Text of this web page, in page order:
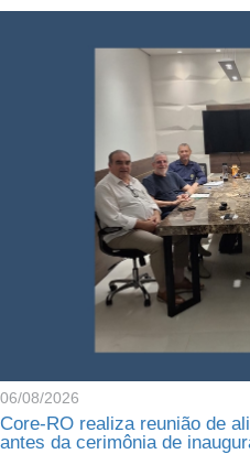
06/08/2026
Core-RO realiza reunião de
antes da cerimônia de